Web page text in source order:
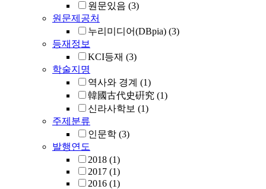
원문있음 (3)
원문제공처
누리미디어(DBpia) (3)
등재정보
KCI등재 (3)
학술지명
역사와 경계 (1)
韓國古代史硏究 (1)
신라사학보 (1)
주제분류
인문학 (3)
발행연도
2018 (1)
2017 (1)
2016 (1)